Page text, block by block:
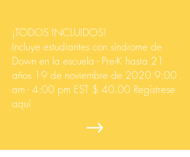
¡TODOS INCLUIDOS!
Incluye estudiantes con síndrome de
Down en la escuela - Pre-K hasta 21
años 19 de noviembre de 2020 9:00
am - 4:00 pm EST $ 40.00 Regístrese
aquí